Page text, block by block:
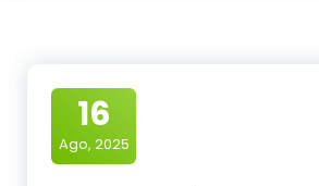
16
Ago, 2025